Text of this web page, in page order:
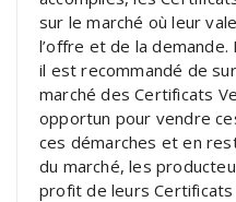
sur le marché où leur
l’offre et de la
il est recommandé de
marché des Certificats
opportun pour vendre
ces démarches et en
du marché, les
profit de leurs Certificats